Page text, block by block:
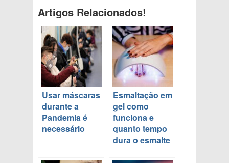
Artigos Relacionados!
Usar máscaras
durante a
Pandemia é
necessário
Esmaltação em
gel como
funciona e
quanto tempo
dura o esmalte